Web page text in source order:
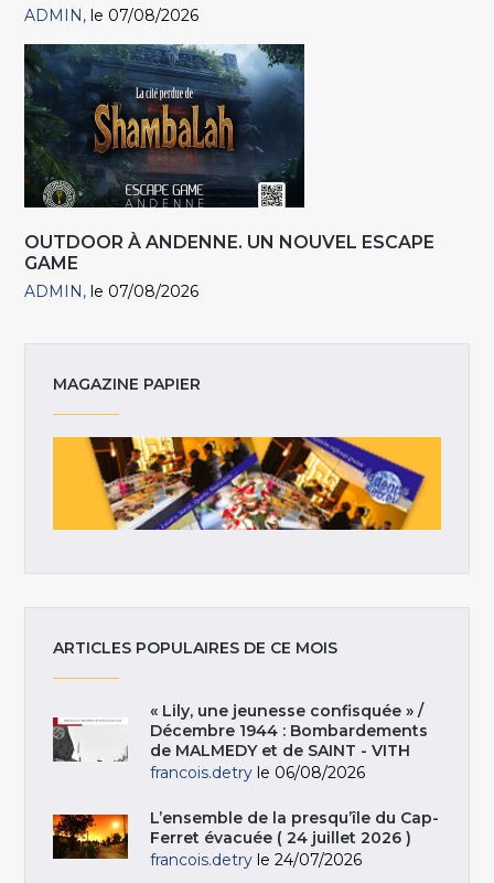
ADMIN le 07/08/2026
OUTDOOR À ANDENNE. UN NOUVEL ESCAPE
GAME
ADMIN le 07/08/2026
MAGAZINE PAPIER
ARTICLES POPULAIRES DE CE MOIS
« Lily, une jeunesse confisquée » /
Décembre 1944 : Bombardements
de MALMEDY et de SAINT - VITH
francois.detry le 06/08/2026
L’ensemble de la presqu’île du Cap-
Ferret évacuée ( 24 juillet 2026 )
francois.detry le 24/07/2026